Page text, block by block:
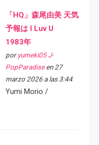
「HQ」森尾由美 天気
予報は I Luv U
1983年
por yumeki05 J-
PopParadiseen 27
marzo 2026 a las 3:44
Yumi Morio /